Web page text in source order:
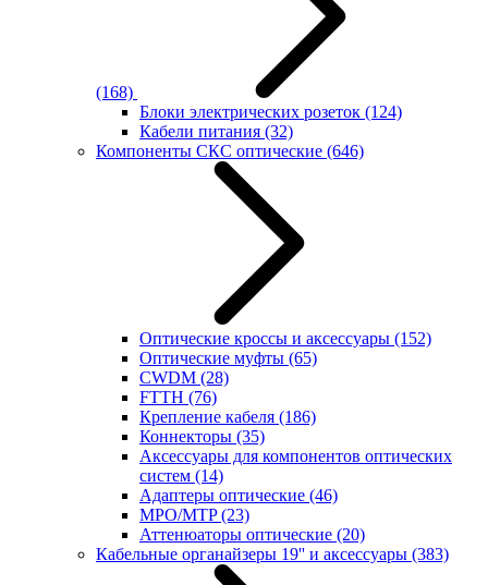
(168)
Блоки электрических розеток (124)
Кабели питания (32)
Компоненты СКС оптические (646)
Оптические кроссы и аксессуары (152)
Оптические муфты (65)
CWDM (28)
FTTH (76)
Крепление кабеля (186)
Коннекторы (35)
Аксессуары для компонентов оптических
систем (14)
Адаптеры оптические (46)
MPO/MTP(23)
Аттенюаторы оптические (20)
Кабельные органайзеры 19'' и аксессуары (383)